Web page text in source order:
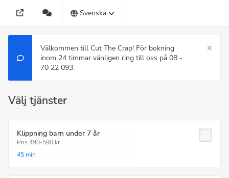
Svenska
Välkommen till Cut The Crap! För bokning
inom 24 timmar vänligen ring till oss på 08 -
70 22 093.
Välj tjänster
Klippning barn under 7 år
Pris 490-590 kr
45 min